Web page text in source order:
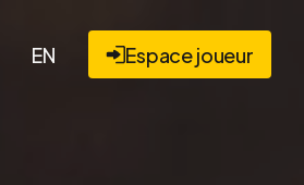
EN Espace joueur